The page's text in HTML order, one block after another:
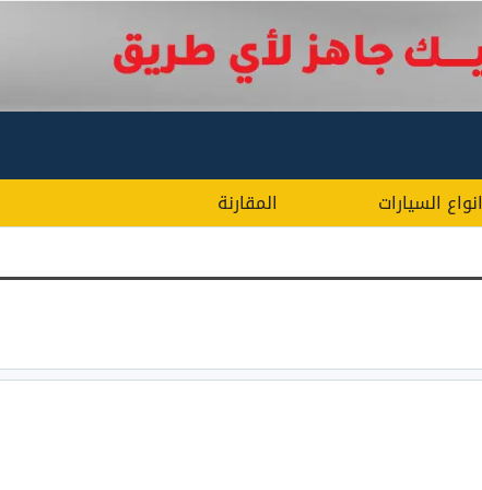
انواع السيارات المقارنة